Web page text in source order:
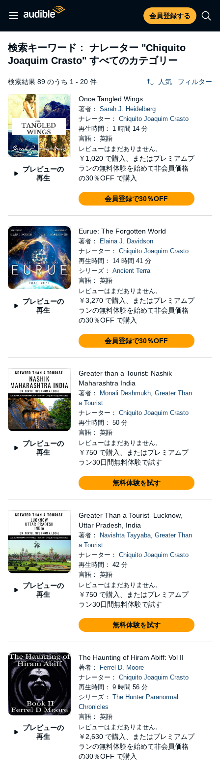
会員登録する
検索キーワード： ナレーター "Chiquito
Joaquim Crasto" すべてのカテゴリー
検索結果 89 のうち 1 - 20 件 人気 フィルター
プレビューの
再生
Once Tangled Wings
著者： Sarah J. Heidelberg
ナレーター： Chiquito Joaquim Crasto
再生時間： 1 時間 14 分
言語： 英語
レビューはまだありません。
￥1,020 で購入、またはプレミアムプ
ランの無料体験を始めて非会員価格
の30％OFF で購入
会員登録で30％OFF
プレビューの
再生
Eurue: The Forgotten World
著者：
Elaina J. Davidson
ナレーター： Chiquito Joaquim Crasto
再生時間： 14 時間 41 分
シリーズ： Ancient Terra
言語： 英語
レビューはまだありません。
￥3,270 で購入、またはプレミアムプ
ランの無料体験を始めて非会員価格
の30％OFF で購入
会員登録で30％OFF
プレビューの
再生
Greater than a Tourist: Nashik
Maharashtra India
著者： Monali Deshmukh, Greater Than
a Tourist
ナレーター： Chiquito Joaquim Crasto
再生時間： 50 分
言語： 英語
レビューはまだありません。
￥750 で購入、またはプレミアムプ
ラン30日間無料体験で試す
無料体験を試す
プレビューの
再生
Greater Than a Tourist–Lucknow,
Uttar Pradesh, India
著者： Navishta Tayyaba, Greater Than
a Tourist
ナレーター： Chiquito Joaquim Crasto
再生時間： 42 分
言語： 英語
レビューはまだありません。
￥750 で購入、またはプレミアムプ
ラン30日間無料体験で試す
無料体験を試す
プレビューの
再生
The Haunting of Hiram Abiff: Vol II
著者：
Ferrel D. Moore
ナレーター： Chiquito Joaquim Crasto
再生時間： 9 時間 56 分
シリーズ： The Hunter Paranormal
Chronicles
言語： 英語
レビューはまだありません。
￥2,630 で購入、またはプレミアムプ
ランの無料体験を始めて非会員価格
の30％OFF で購入